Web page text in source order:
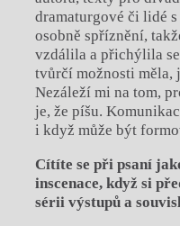
dramaturgové či lidé
osobně spříznění,
vzdálila a přichýlila
tvůrčí možnosti měla,
Nezáleží mi na tom,
je, že píšu.
i když může být
Cítíte se při psaní
inscenace, když si
sérii výstupů a sou